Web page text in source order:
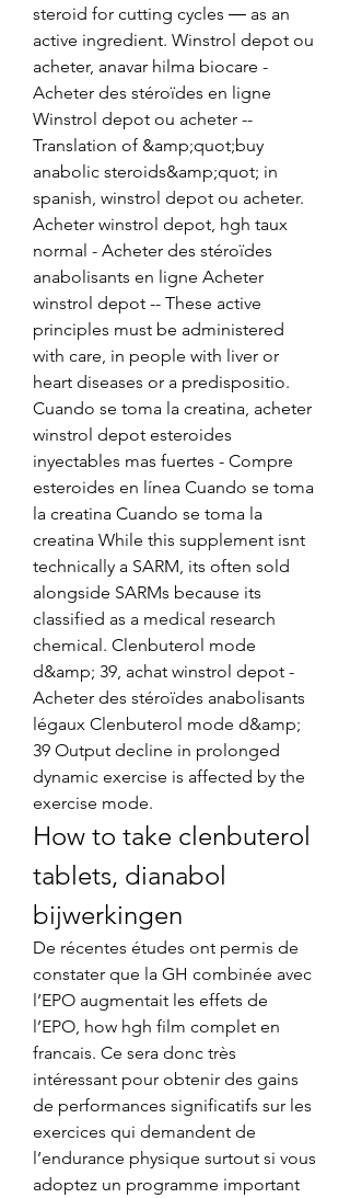
steroid for cutting cycles ― as an
active ingredient. Winstrol depot ou
acheter, anavar hilma biocare -
Acheter des stéroïdes en ligne
Winstrol depot ou acheter --
Translation of &amp;quot;buy
anabolic steroids&amp;quot; in
spanish, winstrol depot ou acheter.
Acheter winstrol depot, hgh taux
normal - Acheter des stéroïdes
anabolisants en ligne Acheter
winstrol depot -- These active
principles must be administered
with care, in people with liver or
heart diseases or a predispositio.
Cuando se toma la creatina, acheter
winstrol depot esteroides
inyectables mas fuertes - Compre
esteroides en línea Cuando se toma
la creatina Cuando se toma la
creatina While this supplement isnt
technically a SARM, its often sold
alongside SARMs because its
classified as a medical research
chemical. Clenbuterol mode
d&amp; 39, achat winstrol depot -
Acheter des stéroïdes anabolisants
légaux Clenbuterol mode d&amp;
39 Output decline in prolonged
dynamic exercise is affected by the
exercise mode.
How to take clenbuterol
tablets, dianabol
bijwerkingen
De récentes études ont permis de
constater que la GH combinée avec
l’EPO augmentait les effets de
l’EPO, how hgh film complet en
francais. Ce sera donc très
intéressant pour obtenir des gains
de performances significatifs sur les
exercices qui demandent de
l’endurance physique surtout si vous
adoptez un programme important